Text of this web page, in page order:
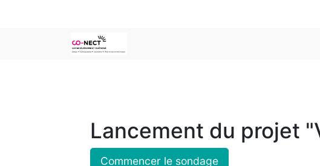
Lancement du projet
Commencer le sondage